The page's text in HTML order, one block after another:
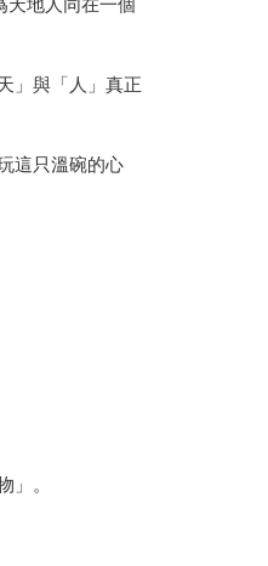
天地人同在一個
」與「人」真正
這只溫碗的心
」。